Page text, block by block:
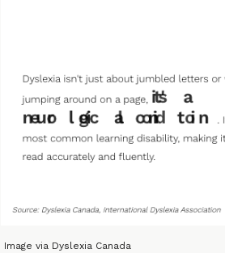
Image via Dyslexia Canada